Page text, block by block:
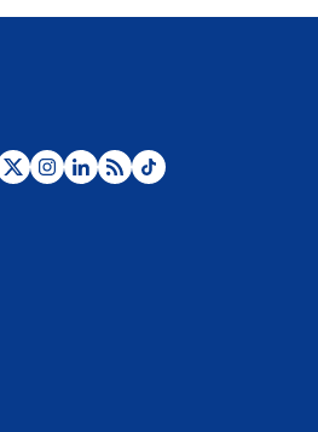
Desde dermatitis hasta infecciones: